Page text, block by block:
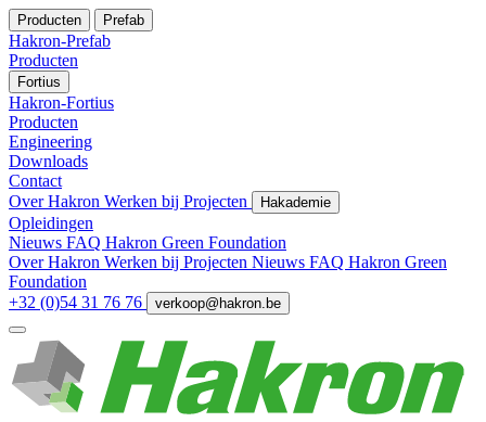
Producten Prefab
Hakron-Prefab
Producten
Fortius
Hakron-Fortius
Producten
Engineering
Downloads
Contact
Over Hakron Werken bij Projecten Hakademie
Opleidingen
Nieuws FAQ Hakron Green Foundation
Over Hakron Werken bij Projecten Nieuws FAQ Hakron Green
Foundation
+32 (0)54 31 76 76
verkoop@hakron.be